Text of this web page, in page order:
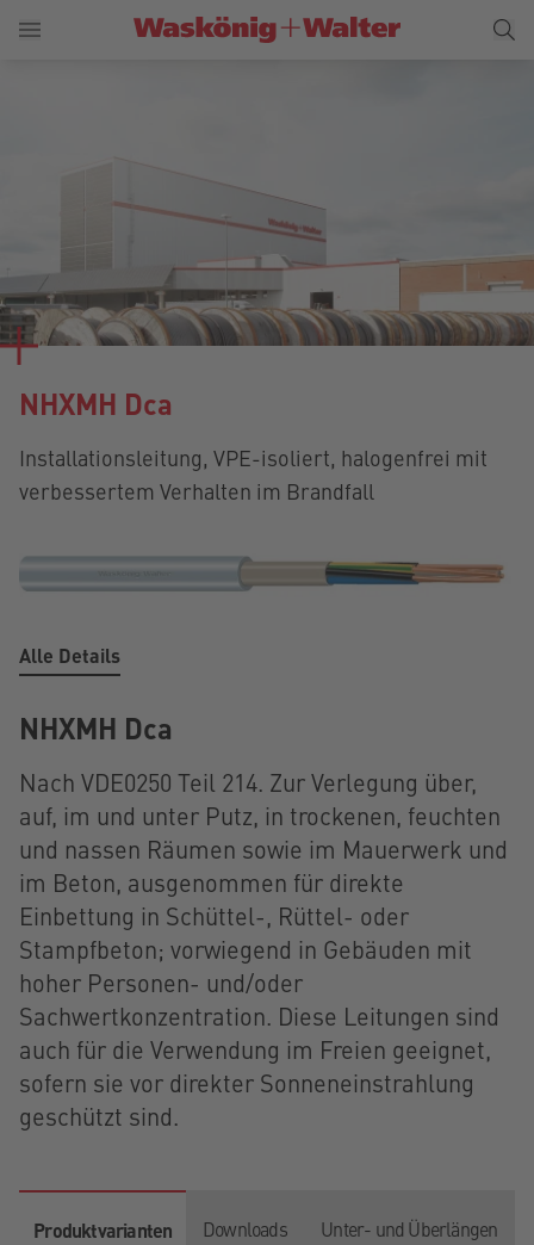
NHXMH Dca
Installationsleitung, VPE-isoliert, halogenfrei mit
verbessertem Verhalten im Brandfall
Alle Details
NHXMH Dca
Nach VDE0250 Teil 214. Zur Verlegung über,
auf, im und unter Putz, in trockenen, feuchten
und nassen Räumen sowie im Mauerwerk und
im Beton, ausgenommen für direkte
Einbettung in Schüttel-, Rüttel- oder
Stampfbeton; vorwiegend in Gebäuden mit
hoher Personen- und/oder
Sachwertkonzentration. Diese Leitungen sind
auch für die Verwendung im Freien geeignet,
sofern sie vor direkter Sonneneinstrahlung
geschützt sind.
Produktvarianten Downloads Unter- und Überlängen